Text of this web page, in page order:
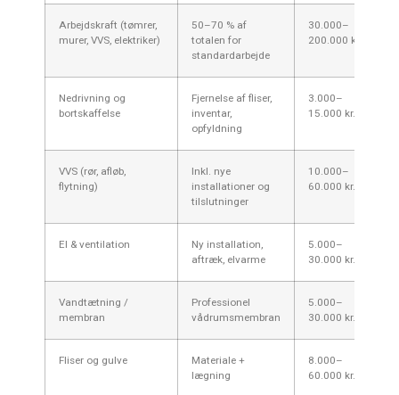
Arbejdskraft (tømrer,
murer, VVS, elektriker)
50–70 % af
totalen for
standardarbejde
30.000–
200.000 kr.
Nedrivning og
bortskaffelse
Fjernelse af fliser,
inventar,
opfyldning
3.000–
15.000 kr.
VVS (rør, afløb,
flytning)
Inkl. nye
installationer og
tilslutninger
10.000–
60.000 kr.
El & ventilation
Ny installation,
aftræk, elvarme
5.000–
30.000 kr.
Vandtætning /
membran
Professionel
vådrumsmembran
5.000–
30.000 kr.
Fliser og gulve
Materiale +
lægning
8.000–
60.000 kr.